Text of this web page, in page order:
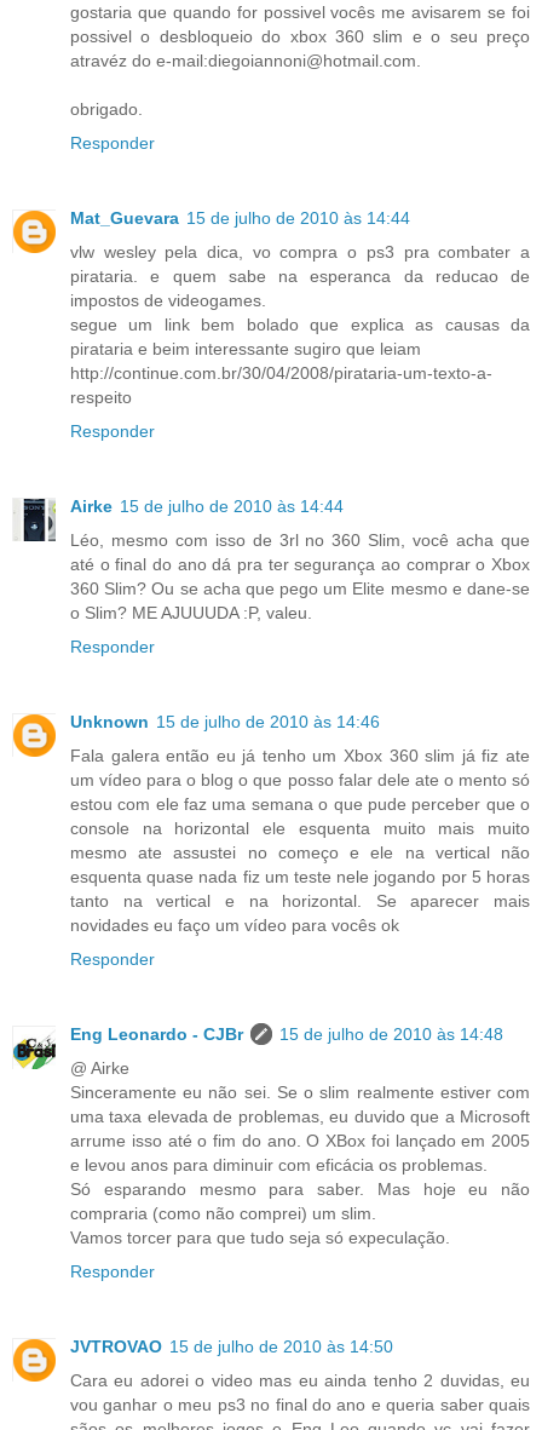
gostaria que quando for possivel vocês me avisarem se foi
possivel o desbloqueio do xbox 360 slim e o seu preço
atravéz do e-mail:diegoiannoni@hotmail.com.
obrigado.
Responder
Mat_Guevara 15 de julho de 2010 às 14:44
vlw wesley pela dica, vo compra o ps3 pra combater a
pirataria. e quem sabe na esperanca da reducao de
impostos de videogames.
segue um link bem bolado que explica as causas da
pirataria e beim interessante sugiro que leiam
http://continue.com.br/30/04/2008/pirataria-um-texto-a-
respeito
Responder
Airke 15 de julho de 2010 às 14:44
Léo, mesmo com isso de 3rl no 360 Slim, você acha que
até o final do ano dá pra ter segurança ao comprar o Xbox
360 Slim? Ou se acha que pego um Elite mesmo e dane-se
o Slim? ME AJUUUDA :P, valeu.
Responder
Unknown 15 de julho de 2010 às 14:46
Fala galera então eu já tenho um Xbox 360 slim já fiz ate
um vídeo para o blog o que posso falar dele ate o mento só
estou com ele faz uma semana o que pude perceber que o
console na horizontal ele esquenta muito mais muito
mesmo ate assustei no começo e ele na vertical não
esquenta quase nada fiz um teste nele jogando por 5 horas
tanto na vertical e na horizontal. Se aparecer mais
novidades eu faço um vídeo para vocês ok
Responder
Eng Leonardo - CJBr
15 de julho de 2010 às 14:48
@ Airke
Sinceramente eu não sei. Se o slim realmente estiver com
uma taxa elevada de problemas, eu duvido que a Microsoft
arrume isso até o fim do ano. O XBox foi lançado em 2005
e levou anos para diminuir com eficácia os problemas.
Só esparando mesmo para saber. Mas hoje eu não
compraria (como não comprei) um slim.
Vamos torcer para que tudo seja só expeculação.
Responder
JVTROVAO 15 de julho de 2010 às 14:50
Cara eu adorei o video mas eu ainda tenho 2 duvidas, eu
vou ganhar o meu ps3 no final do ano e queria saber quais